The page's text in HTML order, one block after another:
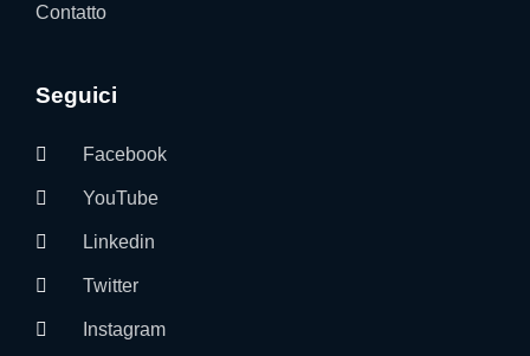
Contatto
Seguici
Facebook
YouTube
Linkedin
Twitter
Instagram